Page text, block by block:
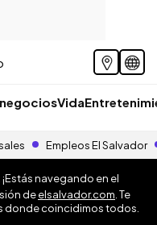
Vida
Empleos El Salvador
¡Estás navegando en el
deelsalvador.com . Te
donde coincidimos todos.